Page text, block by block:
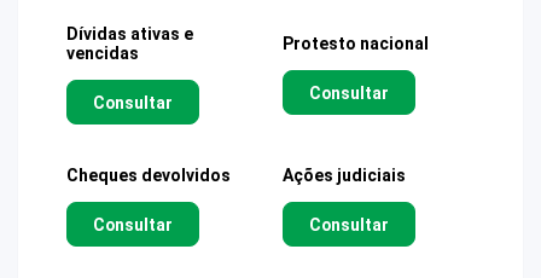
Dívidas ativas e
vencidas
Consultar
Protesto nacional
Consultar
Cheques devolvidos
Consultar
Ações judiciais
Consultar